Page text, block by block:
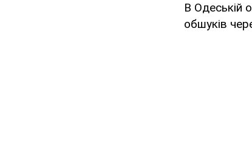
В Одеській
обшуків